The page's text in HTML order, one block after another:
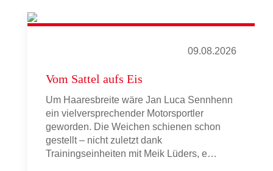
09.08.2026
Vom Sattel aufs Eis
Um Haaresbreite wäre Jan Luca Sennhenn
ein vielversprechender Motorsportler
geworden. Die Weichen schienen schon
gestellt – nicht zuletzt dank
Trainingseinheiten mit Meik Lüders, e…